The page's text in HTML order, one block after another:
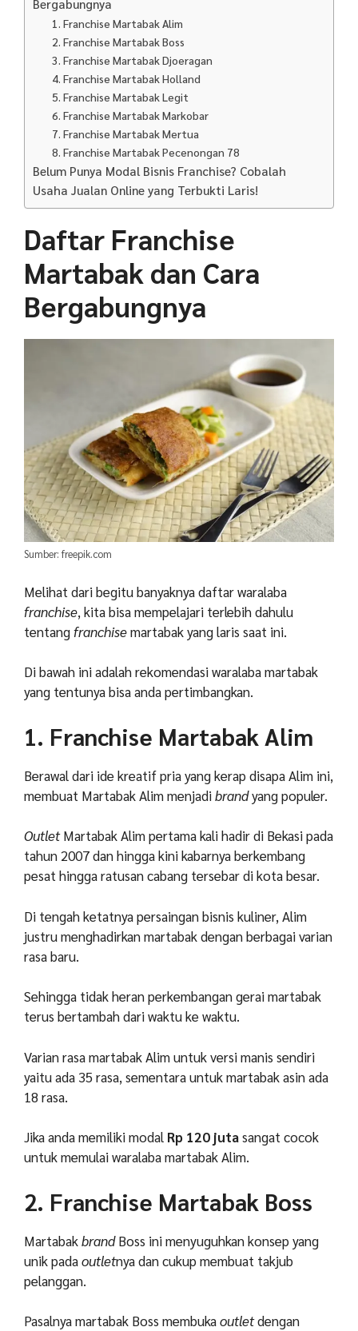
Bergabungnya
1. Franchise Martabak Alim
2. Franchise Martabak Boss
3. Franchise Martabak Djoeragan
4. Franchise Martabak Holland
5. Franchise Martabak Legit
6. Franchise Martabak Markobar
7. Franchise Martabak Mertua
8. Franchise Martabak Pecenongan 78
Belum Punya Modal Bisnis Franchise? Cobalah
Usaha Jualan Online yang Terbukti Laris!
Daftar Franchise
Martabak dan Cara
Bergabungnya
Sumber: freepik.com
Melihat dari begitu banyaknya daftar waralaba
franchise, kita bisa mempelajari terlebih dahulu
tentangfranchisemartabak yang laris saat ini.
Di bawah ini adalah rekomendasi waralaba martabak
yang tentunya bisa anda pertimbangkan.
1. Franchise Martabak Alim
Berawal dari ide kreatif pria yang kerap disapa Alim ini,
membuat Martabak Alim menjadibrandyang populer.
OutletMartabak Alim pertama kali hadir di Bekasi pada
tahun 2007 dan hingga kini kabarnya berkembang
pesat hingga ratusan cabang tersebar di kota besar.
Di tengah ketatnya persaingan bisnis kuliner, Alim
justru menghadirkan martabak dengan berbagai varian
rasa baru.
Sehingga tidak heran perkembangan gerai martabak
terus bertambah dari waktu ke waktu.
Varian rasa martabak Alim untuk versi manis sendiri
yaitu ada 35 rasa, sementara untuk martabak asin ada
18 rasa.
Jika anda memiliki modal Rp 120 jutasangat cocok
untuk memulai waralaba martabak Alim.
2. Franchise Martabak Boss
MartabakbrandBoss ini menyuguhkan konsep yang
unik padaoutletnya dan cukup membuat takjub
pelanggan.
Pasalnya martabak Boss membukaoutletdengan